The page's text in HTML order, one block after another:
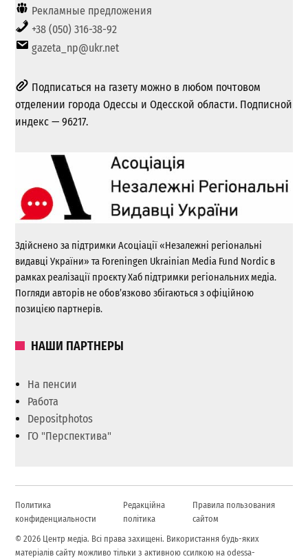
Рекламные предложения
+38 (050) 316-38-92
gazeta_np@ukr.net
Подписаться на газету можно в любом почтовом
отделении города Одессы и Одесской области. Подписной
индекс — 96217.
Здійснено за підтримки Асоціації «Незалежні регіональні
видавці України» та Foreningen Ukrainian Media Fund Nordic в
рамках реалізації проєкту Хаб підтримки регіональних медіа.
Погляди авторів не обов’язково збігаються з офіційною
позицією партнерів.
НАШИ ПАРТНЕРЫ
На пенсии
Работа
Depositphotos
ГО "Перспектива"
Политика
конфиденциальности
Редакційна
політика
Правила пользования
сайтом
© 2026 Центр медіа. Всі права захищені. Використання будь-яких
матеріалів сайту можливо тільки з активною ссилкою на odessa-